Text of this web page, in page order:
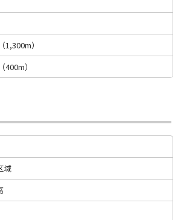
（1,300m）
（400m）
域